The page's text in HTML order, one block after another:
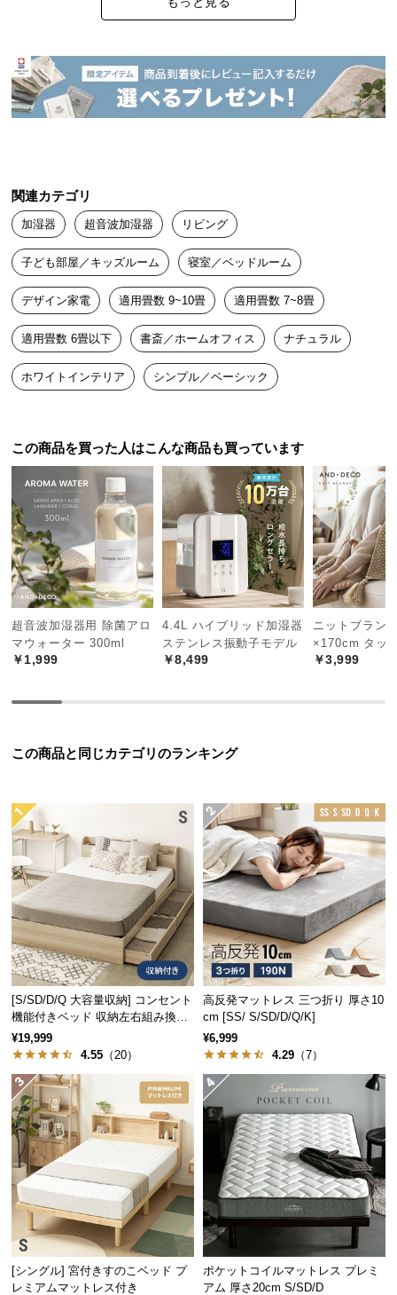
品
の
配
い
て
小
型
商
品
の
配
送
て
開
設
置
サ
ー
ビ
ス
に
い
経
路
つ
い
て
返
品・
ャ
ン
セ
ル
に
つ
い
て
証
に
つ
い
SH888 2022/02/03
だ、加湿量をMAXにすると、水の音がやや気になります。
konatsu
見た目もシンプルで、加湿力も満足しています。
加湿器は手入れが大変といいますが、これは水を追加するのも簡
単。
内側にMAX水量のラインもあり、排水方向も書いてあり、悩まず
管理できます。
定期的に乾燥させたりして、綺麗に使っていこうと思います。
関連カテゴリ
加湿器 超音波加湿器 リビング
子ども部屋／キッズルーム 寝室／ベッドルーム
デザイン家電 適用畳数 9~10畳 適用畳数 7~8畳
適用畳数 6畳以下 書斎／ホームオフィス ナチュラル
ホワイトインテリア シンプル／ベーシック
この商品を買った人はこんな商品も買っています
超音波加湿器用 除菌アロ
マウォーター 300ml
￥1,999
4.4L ハイブリッド加湿器
ステンレス振動子モデル
￥8,499
ニットブラン
×170cm タッ
￥3,999
この商品と同じカテゴリのランキング
[S/SD/D/Q 大容量収納] コンセント
機能付きベッド 収納左右組み換え
可能
¥19,999
4.55 （20）
高反発マットレス 三つ折り 厚さ10
cm [SS/ S/SD/D/Q/K]
¥6,999
4.29 （7）
[シングル] 宮付きすのこベッド プ
レミアムマットレス付き
ポケットコイルマットレス プレミ
アム 厚さ20cm S/SD/D